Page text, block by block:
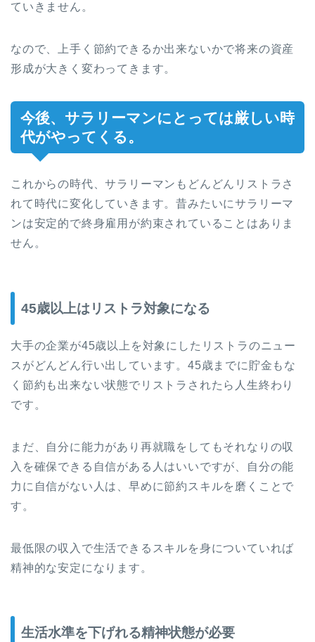
ていきません。
なので、上手く節約できるか出来ないかで将来の資産
形成が大きく変わってきます。
今後、サラリーマンにとっては厳しい時
代がやってくる。
これからの時代、サラリーマンもどんどんリストラさ
れて時代に変化していきます。昔みたいにサラリーマ
ンは安定的で終身雇用が約束されていることはありま
せん。
45歳以上はリストラ対象になる
大手の企業が45歳以上を対象にしたリストラのニュー
スがどんどん行い出しています。45歳までに貯金もな
く節約も出来ない状態でリストラされたら人生終わり
です。
まだ、自分に能力があり再就職をしてもそれなりの収
入を確保できる自信がある人はいいですが、自分の能
力に自信がない人は、早めに節約スキルを磨くことで
す。
最低限の収入で生活できるスキルを身についていれば
精神的な安定になります。
生活水準を下げれる精神状態が必要